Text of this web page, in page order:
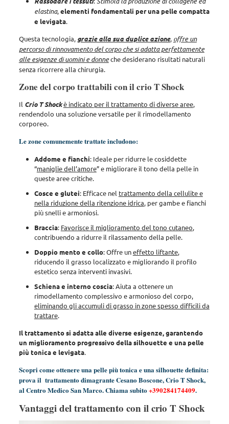
elastina,elementi fondamentali per una pelle compatta
e levigata.
Questa tecnologia, grazie alla sua duplice azione, offre un
percorso di rinnovamento del corpo che si adatta perfettamente
alle esigenze di uomini e donneche desiderano risultati naturali
senza ricorrere alla chirurgia.
Zone del corpo trattabili con il crio T Shock
Il Crio T Shockè indicato per il trattamento di diverse aree,
rendendolo una soluzione versatile per il rimodellamento
corporeo.
Le zone comunemente trattate includono:
Addome e fianchi: Ideale per ridurre le cosiddette
“maniglie dell’amore” e migliorare il tono della pelle in
queste aree critiche.
Cosce e glutei: Efficace nel trattamento della cellulite e
nella riduzione della ritenzione idrica, per gambe e fianchi
più snelli e armoniosi.
Braccia: Favorisce il miglioramento del tono cutaneo,
contribuendo a ridurre il rilassamento della pelle.
Doppio mento e collo: Offre uneffetto liftante,
riducendo il grasso localizzato e migliorando il profilo
estetico senza interventi invasivi.
Schiena e interno coscia: Aiuta a ottenere un
rimodellamento complessivo e armonioso del corpo,
eliminando gli accumuli di grasso in zone spesso difficili da
trattare.
Il trattamento si adatta alle diverse esigenze, garantendo
un miglioramento progressivo della silhouette e una pelle
più tonica e levigata.
Scopri come ottenere una pelle più tonica e una silhouette definita:
prova il trattamento dimagrante Cesano Boscone, Crio T Shock,
al Centro Medico San Marco. Chiama subito+390284174409.
Vantaggi del trattamento con il crio T Shock